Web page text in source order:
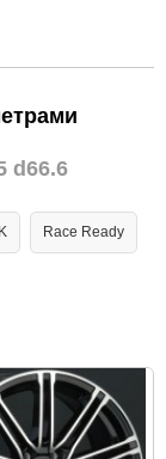
d66.6
Race Ready